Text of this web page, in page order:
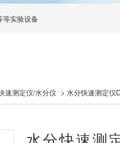
等实验设备
速测定仪/水分仪 > 水分快速测定仪